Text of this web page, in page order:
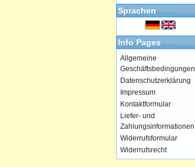
Sprachen
Info Pages
Allgemeine
Geschäftsbedingungen
Datenschutzerklärung
Impressum
Kontaktformular
Liefer- und
Zahlungsinformationen
Widerrufsformular
Widerrufsrecht